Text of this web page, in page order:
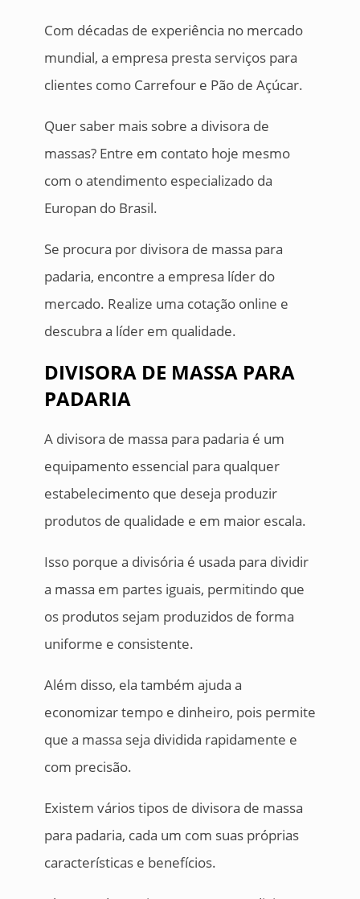
Com décadas de experiência no mercado
mundial, a empresa presta serviços para
clientes como Carrefour e Pão de Açúcar.
Quer saber mais sobre a divisora de
massas? Entre em contato hoje mesmo
com o atendimento especializado da
Europan do Brasil.
Se procura por divisora de massa para
padaria, encontre a empresa líder do
mercado. Realize uma cotação online e
descubra a líder em qualidade.
DIVISORA DE MASSA PARA
PADARIA
A divisora de massa para padaria é um
equipamento essencial para qualquer
estabelecimento que deseja produzir
produtos de qualidade e em maior escala.
Isso porque a divisória é usada para dividir
a massa em partes iguais, permitindo que
os produtos sejam produzidos de forma
uniforme e consistente.
Além disso, ela também ajuda a
economizar tempo e dinheiro, pois permite
que a massa seja dividida rapidamente e
com precisão.
Existem vários tipos de divisora de massa
para padaria, cada um com suas próprias
características e benefícios.